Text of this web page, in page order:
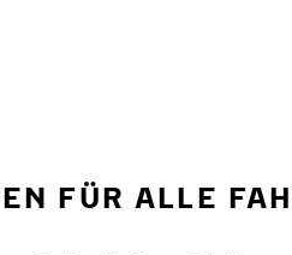
FÜR ALLE